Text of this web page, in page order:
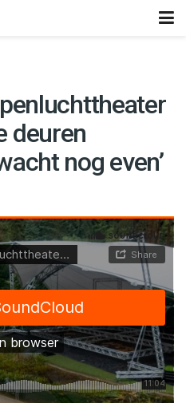
deuren
nog even’
mag de deuren openen, 'maar wacht nog even'